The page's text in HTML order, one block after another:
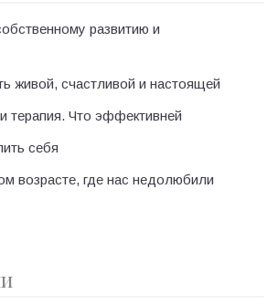
развитию и
живой, счастливой и настоящей
терапия. Что эффективней
себя
возрасте, где нас недолюбили